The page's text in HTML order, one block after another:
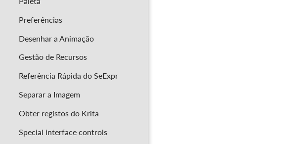
Preferências
Desenhar a Animação
Gestão de Recursos
Referência Rápida do SeExpr
Separar a Imagem
Obter registos do Krita
Special interface controls